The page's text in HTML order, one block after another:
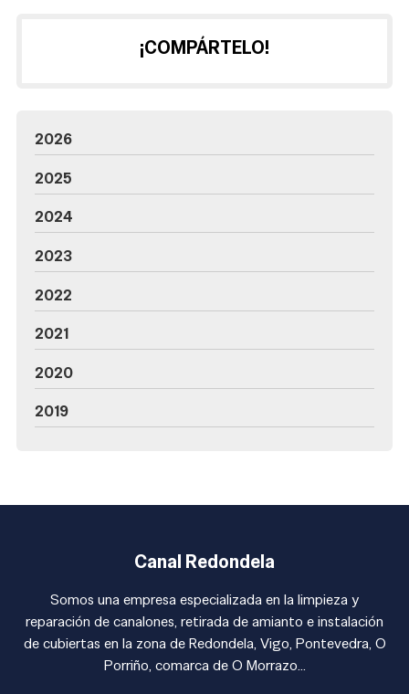
¡COMPÁRTELO!
2026
2025
2024
2023
2022
2021
2020
2019
Canal Redondela
Somos una empresa especializada en la limpieza y
reparación de canalones, retirada de amianto e instalación
de cubiertas en la zona de Redondela, Vigo, Pontevedra, O
Porriño, comarca de O Morrazo...